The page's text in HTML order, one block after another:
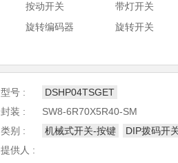
按动开关
带灯开关
旋转编码器
旋转开关
型号 :
DSHP04TSGET
封装 :
SW8-6R70X5R40-SM
类别 :
机械式开关-按键
DIP拨码开
提供人 :